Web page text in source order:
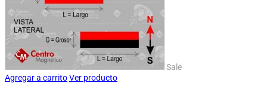
Sale
Agregar a carritoVer producto